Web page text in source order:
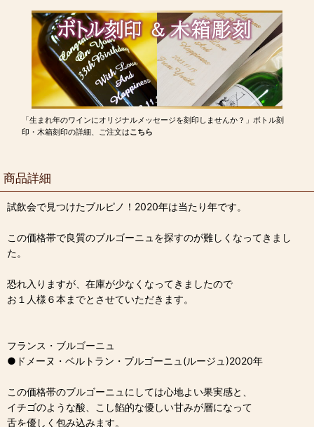
「生まれ年のワインにオリジナルメッセージを刻印しませんか？」ボトル刻
印・木箱刻印の詳細、ご注文はこちら
商品詳細
試飲会で見つけたブルピノ！2020年は当たり年です。
この価格帯で良質のブルゴーニュを探すのが難しくなってきまし
た。
恐れ入りますが、在庫が少なくなってきましたので
お１人様６本までとさせていただきます。
フランス・ブルゴーニュ
●ドメーヌ・ベルトラン・ブルゴーニュ(ルージュ)2020年
この価格帯のブルゴーニュにしては心地よい果実感と、
イチゴのような酸、こし餡的な優しい甘みが層になって
舌を優しく包み込みます。